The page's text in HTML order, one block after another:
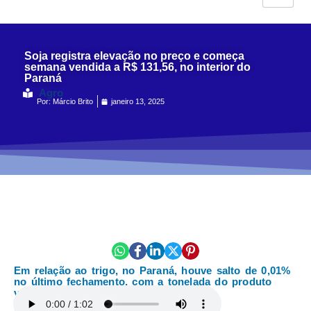
Soja registra elevação no preço e começa
semana vendida a R$ 131,56, no interior do
Paraná
Agro
Por: Márcio Brito janeiro 13, 2025
Em relação ao trigo, no Paraná, houve salto de 0,01%
no último fechamento, com a tonelada do produto
vendida a R$ 1.399,17